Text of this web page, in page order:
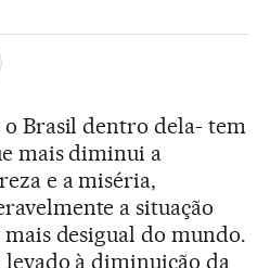
Sociales
Brasil dentro dela- tem
mais diminui a
e a miséria,
a situação
desigual do mundo.
levado à diminuição da